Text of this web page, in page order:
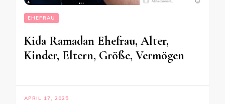
EHEFRAU
Kida Ramadan Ehefrau, Alter,
Kinder, Eltern, Größe, Vermögen
APRIL 17, 2025